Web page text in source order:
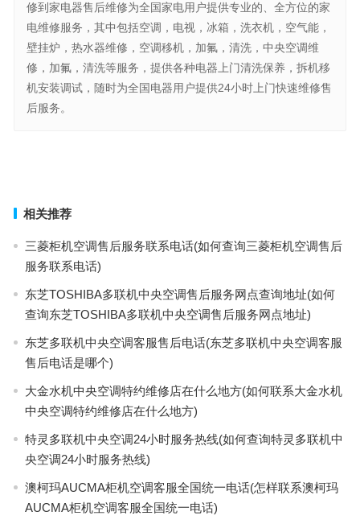
修到家电器售后维修为全国家电用户提供专业的、全方位的家
电维修服务，其中包括空调，电视，冰箱，洗衣机，空气能，
壁挂炉，热水器维修，空调移机，加氟，清洗，中央空调维
修，加氟，清洗等服务，提供各种电器上门清洗保养，拆机移
机安装调试，随时为全国电器用户提供24小时上门快速维修售
后服务。
相关推荐
三菱柜机空调售后服务联系电话(如何查询三菱柜机空调售后
服务联系电话)
东芝TOSHIBA多联机中央空调售后服务网点查询地址(如何
查询东芝TOSHIBA多联机中央空调售后服务网点地址)
东芝多联机中央空调客服售后电话(东芝多联机中央空调客服
售后电话是哪个)
大金水机中央空调特约维修店在什么地方(如何联系大金水机
中央空调特约维修店在什么地方)
特灵多联机中央空调24小时服务热线(如何查询特灵多联机中
央空调24小时服务热线)
澳柯玛AUCMA柜机空调客服全国统一电话(怎样联系澳柯玛
AUCMA柜机空调客服全国统一电话)